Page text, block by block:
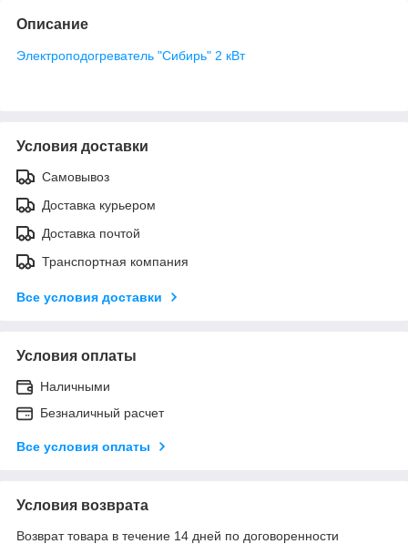
Описание
Электроподогреватель "Сибирь" 2 кВт
Условия доставки
Самовывоз
Доставка курьером
Доставка почтой
Транспортная компания
Все условия доставки
Условия оплаты
Наличными
Безналичный расчет
Все условия оплаты
Условия возврата
Возврат товара в течение 14 дней по договоренности